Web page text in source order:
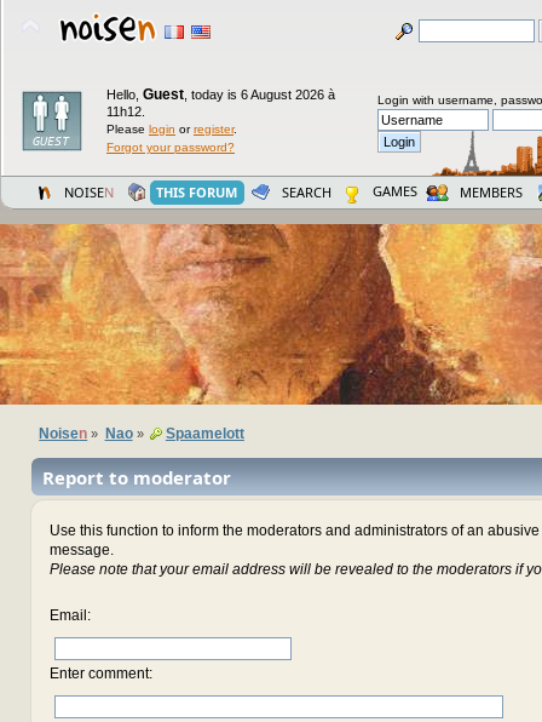
Hello, Guest today is 6 August 2026 à
11h12.
Please login orregister.
Forgot your password?
Login with username,
NOISEN THIS FORUM SEARCH GAMES MEMBERS
Noisen » Nao» Spaamelott
Report to moderator
Use this function to inform the moderators and administrators of an
message.
Please note that your email address will be revealed to the moderators if
Email :
Enter comment: